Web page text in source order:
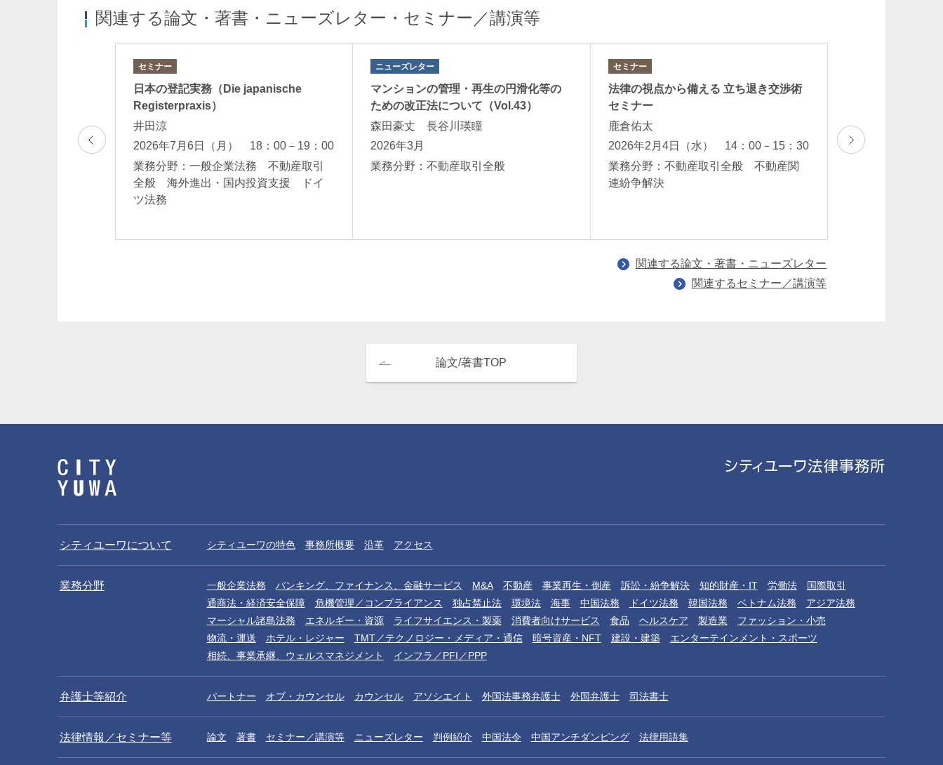
関連する論文・著書・ニューズレター・セミナー／講演等
ンド・REIT 不
セミナー
日本の登記実務（Die japanische
Registerpraxis）
井田涼
2026年7月6日（月） 18：00－19：00
業務分野：一般企業法務 不動産取引
全般 海外進出・国内投資支援 ドイ
ツ法務
ニューズレター
マンションの管理・再生の円滑化等の
ための改正法について（Vol.43）
森田豪丈 長谷川瑛瞳
2026年3月
業務分野：不動産取引全般
セミナー
法律の視点から備える 立ち退き交渉術
セミナー
鹿倉佑太
2026年2月4日（水） 14：00－15：30
業務分野：不動産取引全般 不動産関
連紛争解決
鹿倉佑太
関連する論文・著書・ニューズレター
関連するセミナー／講演等
論文/著書TOP
シティユーワについて シティユーワの特色 事務所概要 沿革 アクセス
業務分野 一般企業法務 バンキング、ファイナンス、金融サービス M&A 不動産 事業再生・倒産 訴訟・紛争解決 知的財産・IT 労働法
国際取引
通商法・経済安全保障
危機管理／コンプライアンス 独占禁止法 環境法 海事 中国法務 ドイツ法務 韓国法務 ベトナム法務
アジア法務
マーシャル諸島法務
エネルギー・資源 ライフサイエンス・製薬 消費者向けサービス 食品 ヘルスケア 製造業
ファッション・小売
物流・運送
ホテル・レジャー TMT／テクノロジー・メディア・通信 暗号資産・NFT 建設・建築
エンターテインメント・スポーツ
相続、事業承継、ウェルスマネジメント
インフラ／PFI／PPP
弁護士等紹介 パートナー オブ・カウンセル カウンセル アソシエイト 外国法事務弁護士 外国弁護士 司法書士
法律情報／セミナー等 論文 著書 セミナー／講演等 ニューズレター 判例紹介 中国法令 中国アンチダンピング 法律用語集